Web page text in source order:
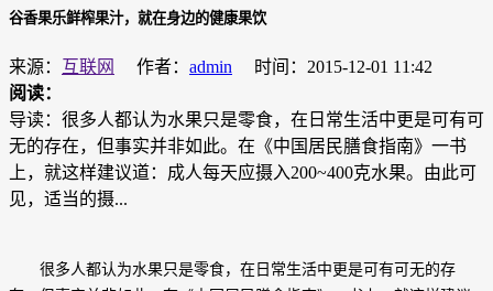
谷香果乐鲜榨果汁，就在身边的健康果饮
来源： 互联网 作者： admin
时间：2015-12-01 11:42
阅读：
导读：很多人都认为水果只是零食，在日常生活中更是可有可
无的存在，但事实并非如此。在《中国居民膳食指南》一书
上，就这样建议道：成人每天应摄入200~400克水果。由此可
见，适当的摄...
很多人都认为水果只是零食，在日常生活中更是可有可无的存